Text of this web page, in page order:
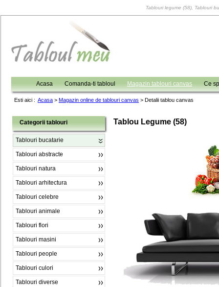
Tablouri legume (58), Tablouri
Acasa Comanda-ti tabloul Magazin tablouri canvas Ce
Esti aici : Acasa > Magazin online de tablouri canvas > Detalii tablou canvas
Categorii tablouri
Tablouri bucatarie
Tablouri abstracte
Tablouri natura
Tablouri arhitectura
Tablouri celebre
Tablouri animale
Tablouri flori
Tablouri masini
Tablouri people
Tablouri culori
Tablouri diverse
Tablou Legume (58)